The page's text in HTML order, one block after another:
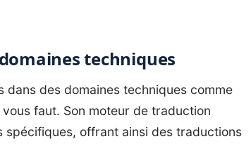
techniques
des domaines techniques comme
vous faut. Son moteur de traduction
spécifiques, offrant ainsi des traductions